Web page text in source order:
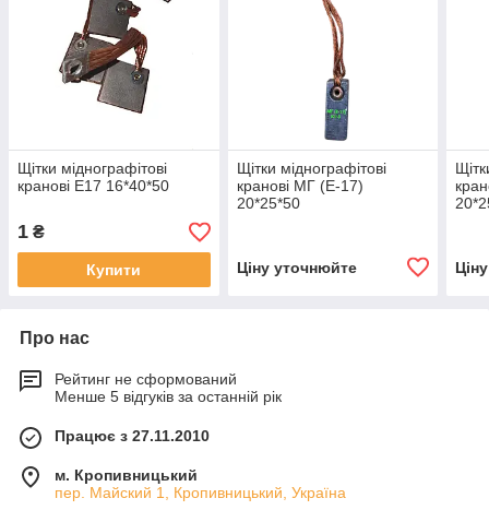
Щітки міднографітові
кранові Е17 16*40*50
1 ₴
Купити
Щітки міднографітові
кранові МГ (Е-17)
20*25*50
Ціну уточнюйте
Про нас
Рейтинг не сформований
Менше 5 відгуків за останній рік
Працює з 27.11.2010
м. Кропивницький
пер. Майский 1, Кропивницький, Україна